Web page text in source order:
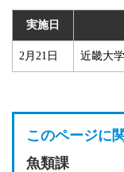
実施日
2月21日 近畿大
このページに
魚類課